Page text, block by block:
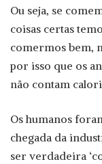
Ou seja, se
coisas certas
comermos bem,
por isso que os
não contam
Os humanos
chegada da
ser verdadeira